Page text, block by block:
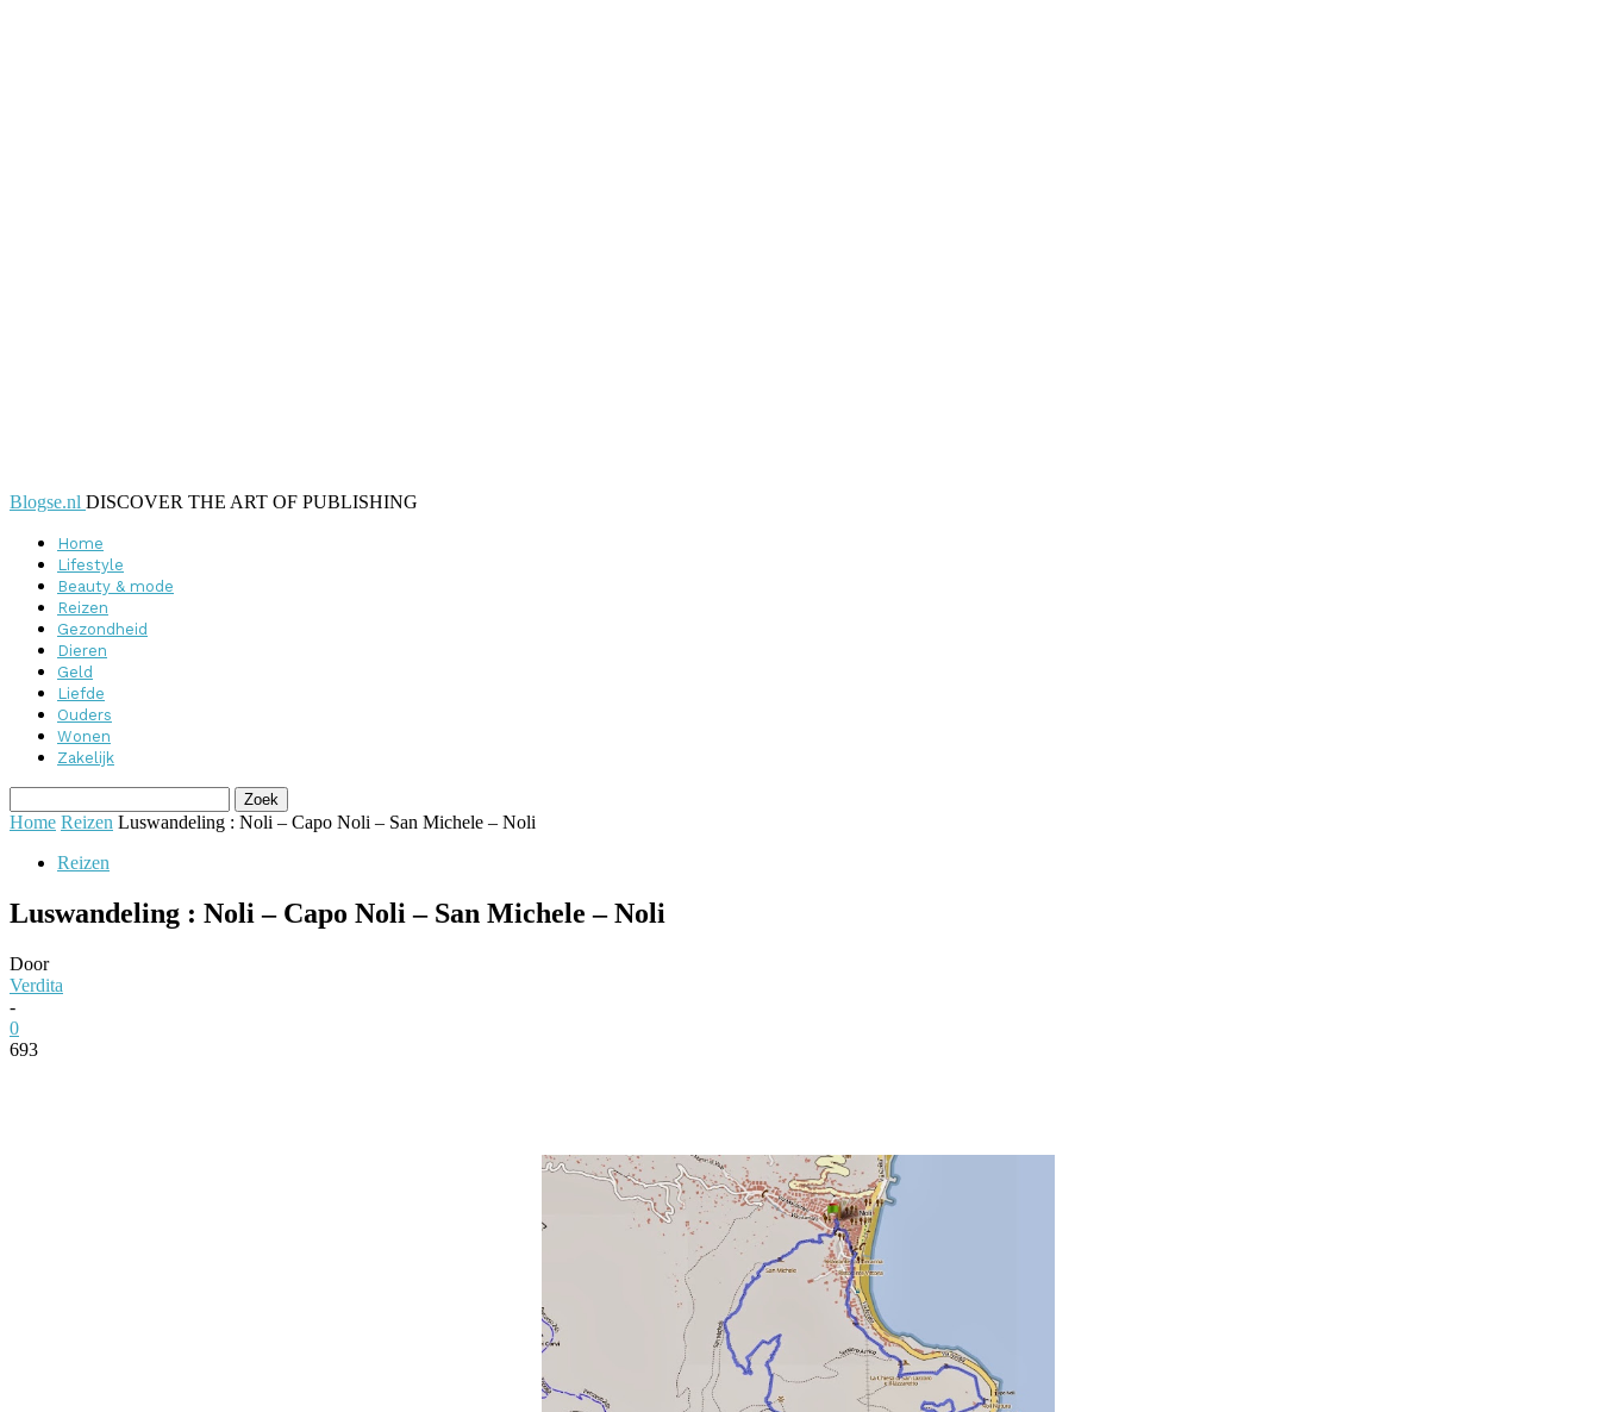
Blogse.nl DISCOVER THE ART OF PUBLISHING
Home
Lifestyle
Beauty & mode
Reizen
Gezondheid
Dieren
Geld
Liefde
Ouders
Wonen
Zakelijk
Home Reizen Luswandeling : Noli – Capo Noli – San Michele – Noli
Reizen
Luswandeling : Noli – Capo Noli – San Michele – Noli
Door
Verdita
-
0
693